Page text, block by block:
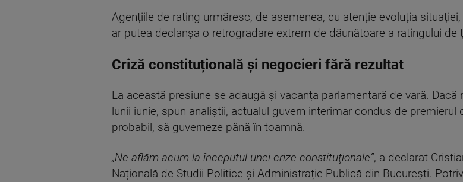
Agențiile de rating urmăresc, de asemenea, cu atenție evoluția
ar putea declanșa o retrogradare extrem de dăunătoare a ratingului de
Criză constituțională și negocieri fără rezultat
La această presiune se adaugă și vacanța parlamentară de vară.
lunii iunie, spun analiștii, actualul guvern interimar condus de
probabil, să guverneze până în toamnă.
„Ne aflăm acum la începutul unei crize constituţionale”, a declarat
Națională de Studii Politice și Administrație Publică din București.